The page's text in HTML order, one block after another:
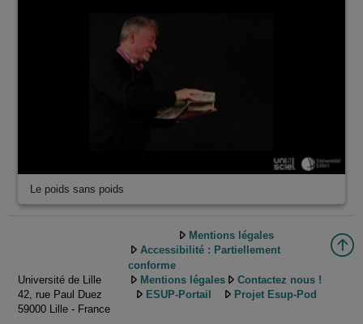
Le poids sans poids
Université de Lille
42, rue Paul Duez
59000 Lille - France
Mentions légales
Accessibilité : Partiellement
conforme
Mentions légales
Contactez nous !
ESUP-Portail
Projet Esup-Pod